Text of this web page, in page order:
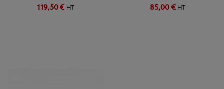
119,50 € HT
85,00 € HT